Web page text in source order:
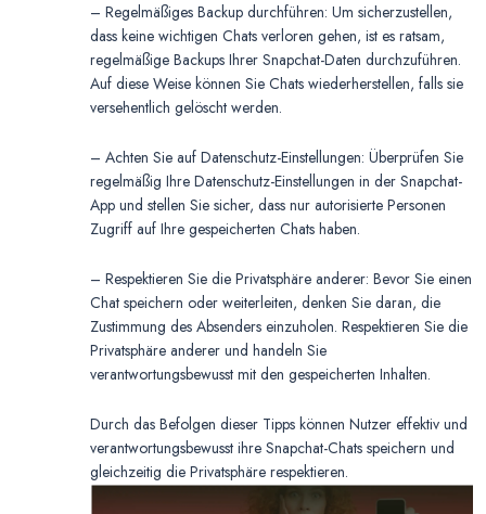
– Regelmäßiges Backup durchführen: Um sicherzustellen,
dass keine wichtigen Chats verloren gehen, ist es ratsam,
regelmäßige Backups Ihrer Snapchat-Daten durchzuführen.
Auf diese Weise können Sie Chats wiederherstellen, falls sie
versehentlich gelöscht werden.
– Achten Sie auf Datenschutz-Einstellungen: Überprüfen Sie
regelmäßig Ihre Datenschutz-Einstellungen in der Snapchat-
App und stellen Sie sicher, dass nur autorisierte Personen
Zugriff auf Ihre gespeicherten Chats haben.
– Respektieren Sie die Privatsphäre anderer: Bevor Sie einen
Chat speichern oder weiterleiten, denken Sie daran, die
Zustimmung des Absenders einzuholen. Respektieren Sie die
Privatsphäre anderer und handeln Sie
verantwortungsbewusst mit den gespeicherten Inhalten.
Durch das Befolgen dieser Tipps können Nutzer effektiv und
verantwortungsbewusst ihre Snapchat-Chats speichern und
gleichzeitig die Privatsphäre respektieren.